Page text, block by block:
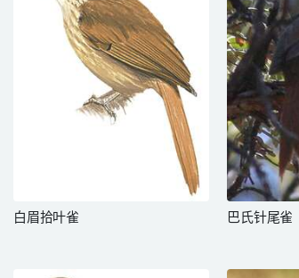
白眉拾叶雀 巴氏针尾雀